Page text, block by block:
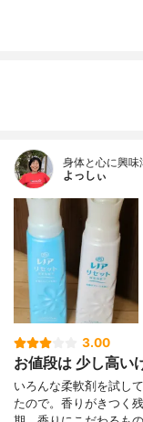
身体と心に興
よっしぃ
3.00
お値段は 少し高い
いろんな柔軟剤を試し
たので。香りがきつく